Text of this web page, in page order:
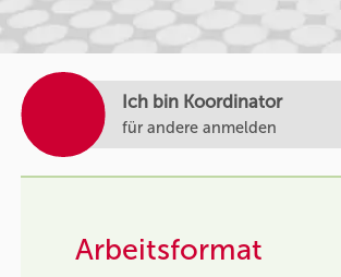
Arbeitsformat
Ich bin Koordinator
für andere anmelden